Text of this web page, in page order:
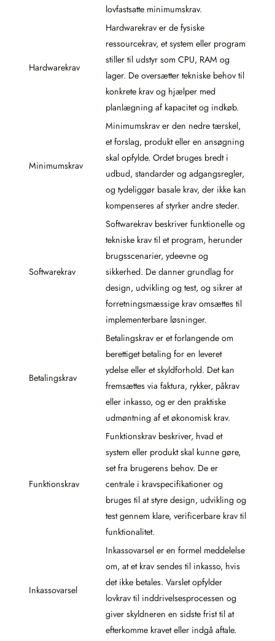
lovfastsatte minimumskrav.
Hardwarekrav
Hardwarekrav er de fysiske
ressourcekrav, et system eller program
stiller til udstyr som CPU, RAM og
lager. De oversætter tekniske behov til
konkrete krav og hjælper med
planlægning af kapacitet og indkøb.
Minimumskrav
Minimumskrav er den nedre tærskel,
et forslag, produkt eller en ansøgning
skal opfylde. Ordet bruges bredt i
udbud, standarder og adgangsregler,
og tydeliggør basale krav, der ikke kan
kompenseres af styrker andre steder.
Softwarekrav
Softwarekrav beskriver funktionelle og
tekniske krav til et program, herunder
brugsscenarier, ydeevne og
sikkerhed. De danner grundlag for
design, udvikling og test, og sikrer at
forretningsmæssige krav omsættes til
implementerbare løsninger.
Betalingskrav
Betalingskrav er et forlangende om
berettiget betaling for en leveret
ydelse eller et skyldforhold. Det kan
fremsættes via faktura, rykker, påkrav
eller inkasso, og er den praktiske
udmøntning af et økonomisk krav.
Funktionskrav
Funktionskrav beskriver, hvad et
system eller produkt skal kunne gøre,
set fra brugerens behov. De er
centrale i kravspecifikationer og
bruges til at styre design, udvikling og
test gennem klare, verificerbare krav til
funktionalitet.
Inkassovarsel
Inkassovarsel er en formel meddelelse
om, at et krav sendes til inkasso, hvis
det ikke betales. Varslet opfylder
lovkrav til inddrivelsesprocessen og
giver skyldneren en sidste frist til at
efterkomme kravet eller indgå aftale.